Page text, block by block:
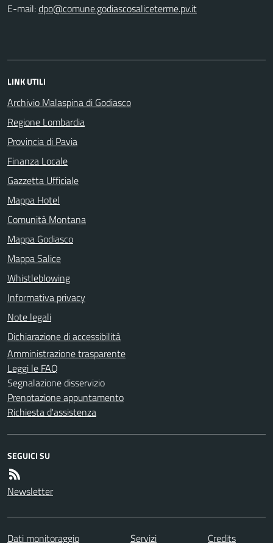
E-mail:
LINK UTILI
Archivio Malaspina di Godiasco
Regione Lombardia
Provincia di Pavia
Finanza Locale
Gazzetta Ufficiale
Mappa Hotel
Comunità Montana
Mappa Godiasco
Mappa Salice
Whistleblowing
Informativa privacy
Note legali
Dichiarazione di accessibilità
Amministrazione trasparente
Leggi le FAQ
Segnalazione disservizio
Prenotazione appuntamento
Richiesta d'assistenza
SEGUICI SU
Newsletter
Dati monitoraggio Servizi Credits